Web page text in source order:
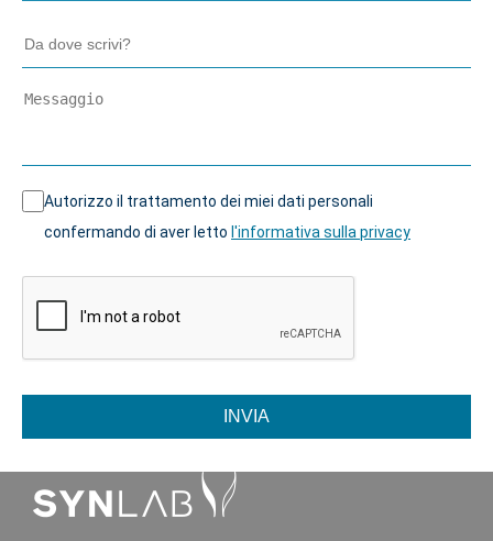
Autorizzo il trattamento dei miei dati personali
confermando di aver letto l'informativa sulla privacy
INVIA